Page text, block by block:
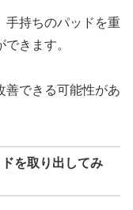
手持ちのパッドを重
きます。
善できる可能性があ
を取り出してみ